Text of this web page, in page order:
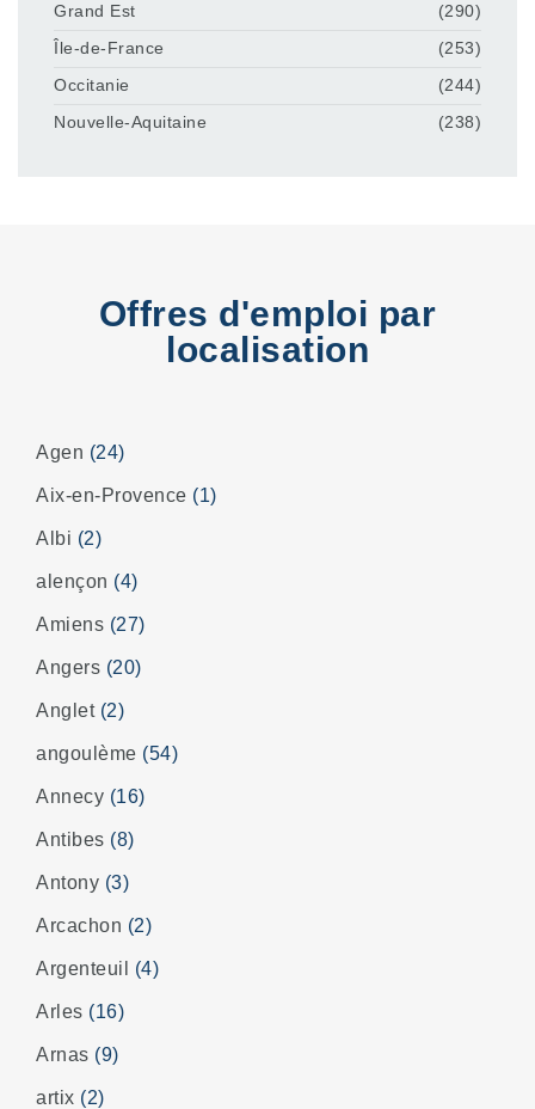
Grand Est
(290)
Île-de-France
(253)
Occitanie
(244)
Nouvelle-Aquitaine
(238)
Offres d'emploi par
localisation
Agen (24)
Aix-en-Provence (1)
Albi (2)
alençon (4)
Amiens (27)
Angers (20)
Anglet (2)
angoulème (54)
Annecy (16)
Antibes (8)
Antony (3)
Arcachon (2)
Argenteuil (4)
Arles (16)
Arnas (9)
artix (2)